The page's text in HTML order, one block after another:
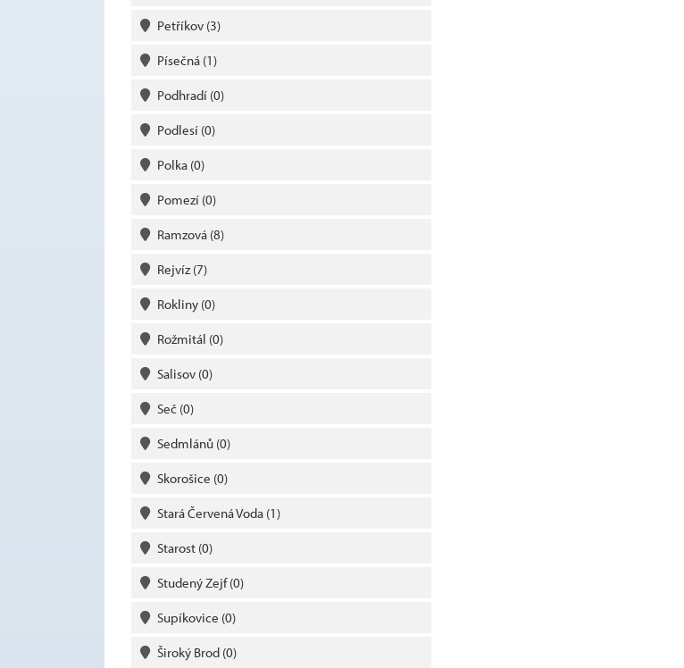
Petříkov (3)
Písečná (1)
Podhradí (0)
Podlesí (0)
Polka (0)
Pomezí (0)
Ramzová (8)
Rejvíz(7)
Rokliny (0)
Rožmitál (0)
Salisov (0)
Seč (0)
Sedmlánů (0)
Skorošice (0)
Stará Červená Voda (1)
Starost (0)
Studený Zejf(0)
Supíkovice (0)
Široký Brod (0)